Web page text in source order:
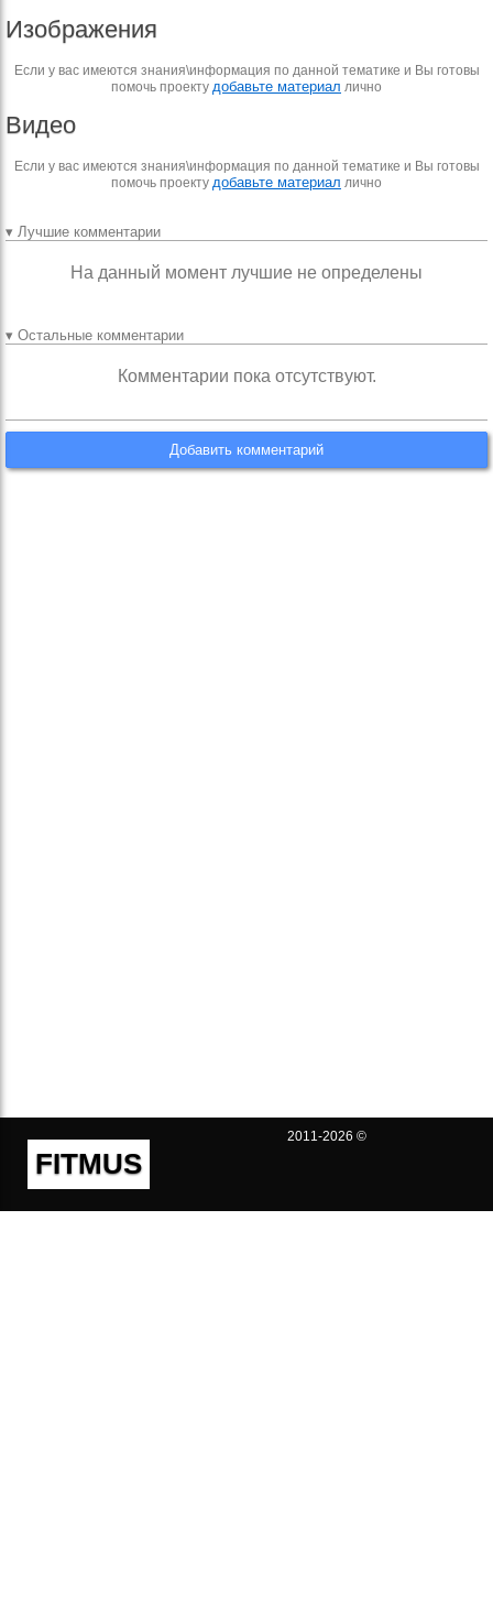
Изображения
Если у вас имеются знания\информация по данной тематике и Вы готовы
помочь проекту добавьте материал лично
Видео
Если у вас имеются знания\информация по данной тематике и Вы готовы
помочь проекту добавьте материал лично
▾ Лучшие комментарии
На данный момент лучшие не определены
▾ Остальные комментарии
Комментарии пока отсутствуют.
Добавить комментарий
FITMUS
2011-2026 ©